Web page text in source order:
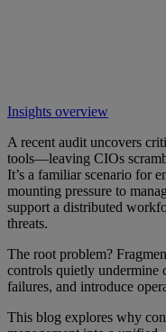
Insights overview
A recent audit uncovers
tools—leaving CIOs
It’s a familiar scenario for
mounting pressure to
support a distributed
threats.
The root problem?
controls quietly undermine
failures, and introduce
This blog explores why